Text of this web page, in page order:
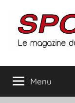
contenu
Menu